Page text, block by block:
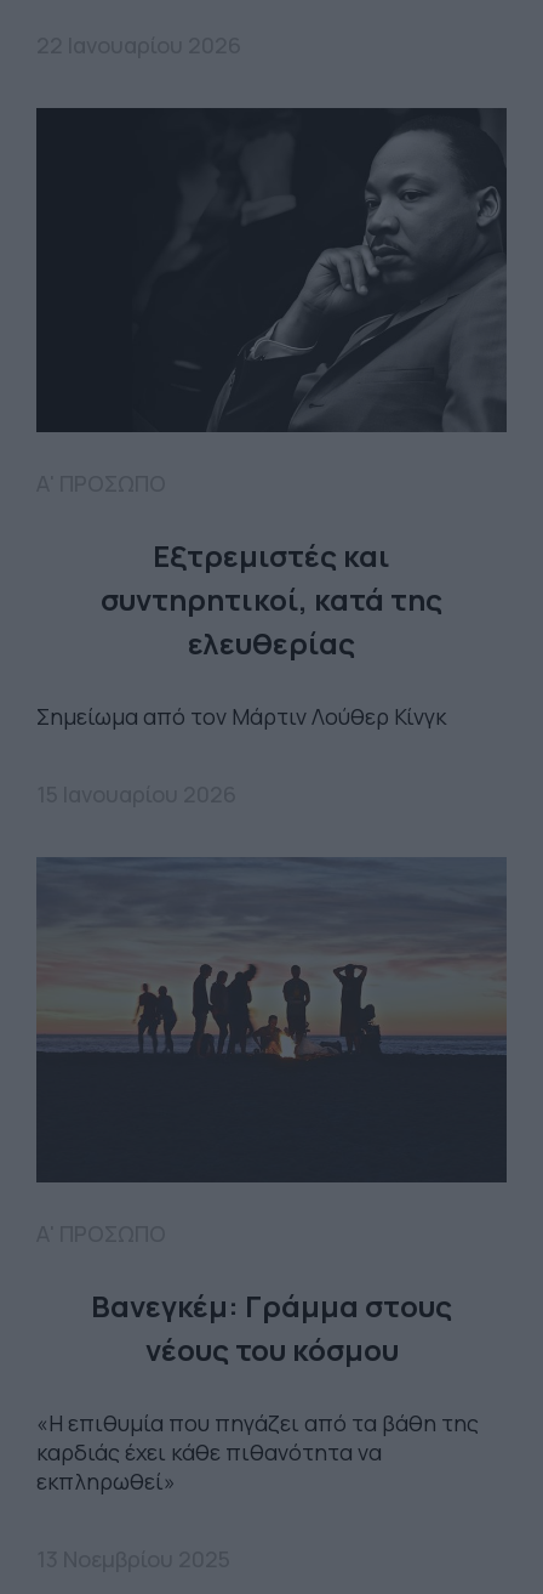
Εξτρεμιστές και
συντηρητικοί, κατά της
ελευθερίας
Σημείωμα από τον Μάρτιν Λούθερ Κίνγκ
Βανεγκέμ: Γράμμα στoυς
νέους του κόσμου
«Η επιθυμία που πηγάζει από τα βάθη της
καρδιάς έχει κάθε πιθανότητα να
εκπληρωθεί»